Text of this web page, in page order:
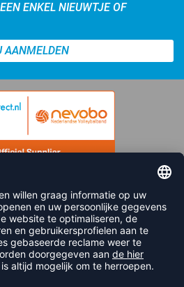
ENKEL NIEUWTJE OF
AANMELDEN
US